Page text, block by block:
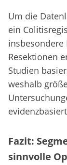
Um die
ein
insbesondere
Resektionen
Studien
weshalb
Fazit:
sinnvolle